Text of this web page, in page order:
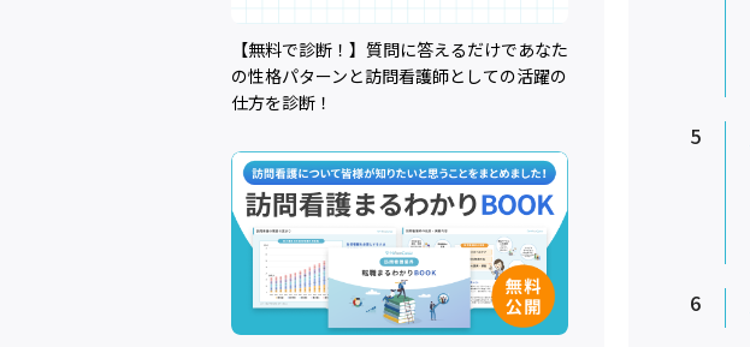
5
6
【無料で診断！】質問に答えるだけであなた
の性格パターンと訪問看護師としての活躍の
仕方を診断！